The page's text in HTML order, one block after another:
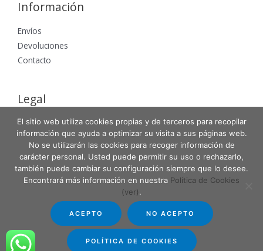
Información
Envíos
Devoluciones
Contacto
Legal
Aviso Legal
Política de Privacidad
Política de Cookies
Copyright © 2026 Entabla Clases de skate en Madrid
Powered by Entabla Clases de skate en Madrid
El sitio web utiliza cookies propias y de terceros para recopilar
información que ayuda a optimizar su visita a sus páginas web.
No se utilizarán las cookies para recoger información de
carácter personal. Usted puede permitir su uso o rechazarlo,
también puede cambiar su configuración siempre que lo desee.
Encontrará más información en nuestra Política de Cookies
(ver).
ACEPTO NO ACEPTO
POLÍTICA DE COOKIES